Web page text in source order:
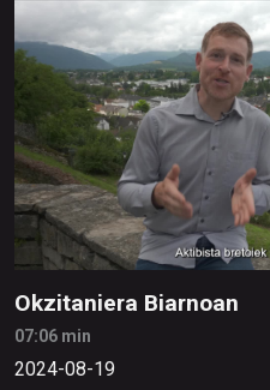
Okzitaniera Biarnoan
07:06 min
2024-08-19